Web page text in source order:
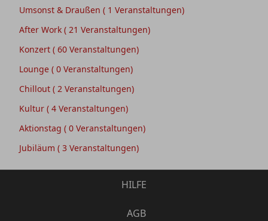
Umsonst & Draußen ( 1 Veranstaltungen)
After Work ( 21 Veranstaltungen)
Konzert ( 60 Veranstaltungen)
Lounge ( 0 Veranstaltungen)
Chillout ( 2 Veranstaltungen)
Kultur ( 4 Veranstaltungen)
Aktionstag ( 0 Veranstaltungen)
Jubiläum ( 3 Veranstaltungen)
HILFE
AGB